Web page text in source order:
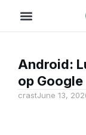
Android:
op
crastJune 13,